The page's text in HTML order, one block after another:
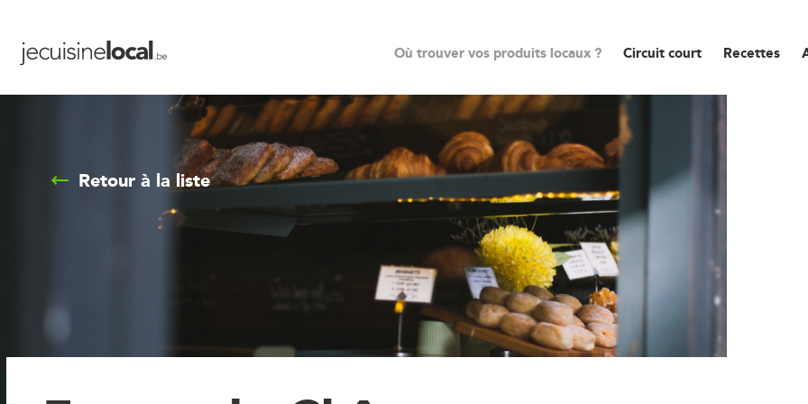
Où trouver vos produits locaux ? Circuit court Recettes
Retour à la liste